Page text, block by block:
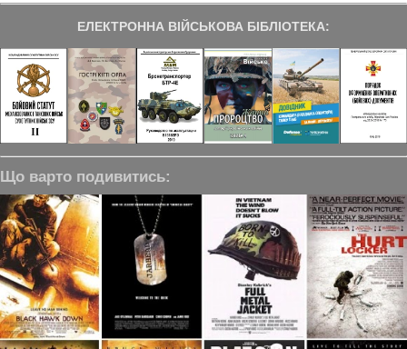
ЕЛЕКТРОННА ВІЙСЬКОВА БІБЛІОТЕКА:
Що варто подивитись: